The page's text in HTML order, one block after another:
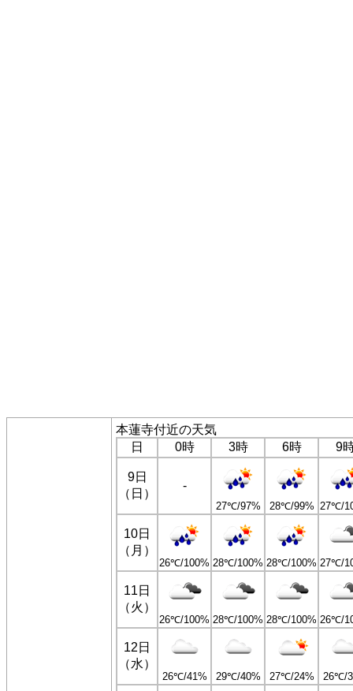
本蓮寺付近の天気
日
0時 3時 6時 9
9日
（日）
-
27℃/97% 28℃/99% 27℃/
10日
（月）
26℃/100% 28℃/100% 28℃/100% 27℃/
11日
（火）
26℃/100% 28℃/100% 28℃/100% 26℃/
12日
（水）
26℃/41% 29℃/40% 27℃/24% 26℃/